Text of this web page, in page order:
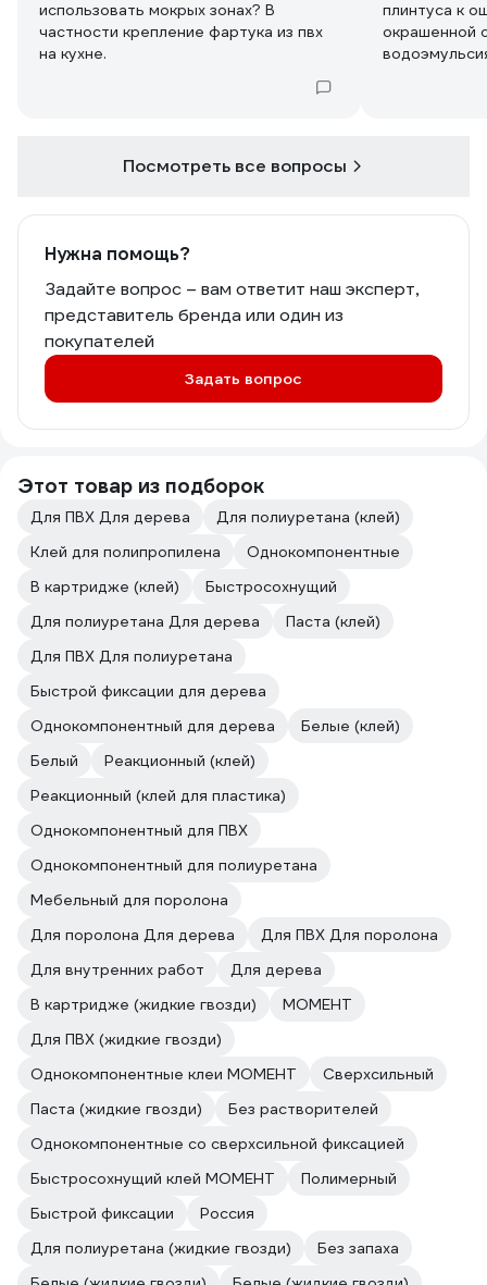
использовать мокрых зонах? В
частности крепление фартука из пвх
на кухне.
плинтуса к
окрашенной
Посмотреть все вопросы
Нужна помощь?
Задайте вопрос – вам ответит наш эксперт,
представитель бренда или один из
покупателей
Задать вопрос
Этот товар из подборок
Для ПВХ Для дерева
Для полиуретана (клей)
Клей для полипропилена
Однокомпонентные
В картридже (клей)
Быстросохнущий
Для полиуретана Для дерева
Паста (клей)
Для ПВХ Для полиуретана
Быстрой фиксации для дерева
Однокомпонентный для дерева
Белые (клей)
Белый
Реакционный (клей)
Реакционный (клей для пластика)
Однокомпонентный для ПВХ
Однокомпонентный для полиуретана
Мебельный для поролона
Для поролона Для дерева
Для ПВХ Для поролона
Для внутренних работ
Для дерева
В картридже (жидкие гвозди)
МОМЕНТ
Для ПВХ (жидкие гвозди)
Однокомпонентные клеи МОМЕНТ
Сверхсильный
Паста (жидкие гвозди)
Без растворителей
Однокомпонентные со сверхсильной фиксацией
Быстросохнущий клей МОМЕНТ
Полимерный
Быстрой фиксации
Россия
Для полиуретана (жидкие гвозди)
Без запаха